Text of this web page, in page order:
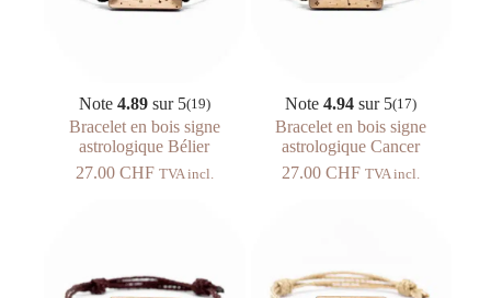
Note 4.89sur 5(19)
Bracelet en bois signe
astrologique Bélier
27.00 CHF TVA incl.
Note4.94 sur 5(17)
Bracelet en bois signe
astrologique Cancer
27.00CHF TVA incl.